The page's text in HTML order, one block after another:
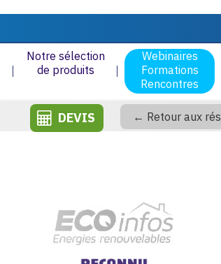
Notre sélection
de produits
Webinaires
Formations
Rencontres
DEVIS ← Retour aux